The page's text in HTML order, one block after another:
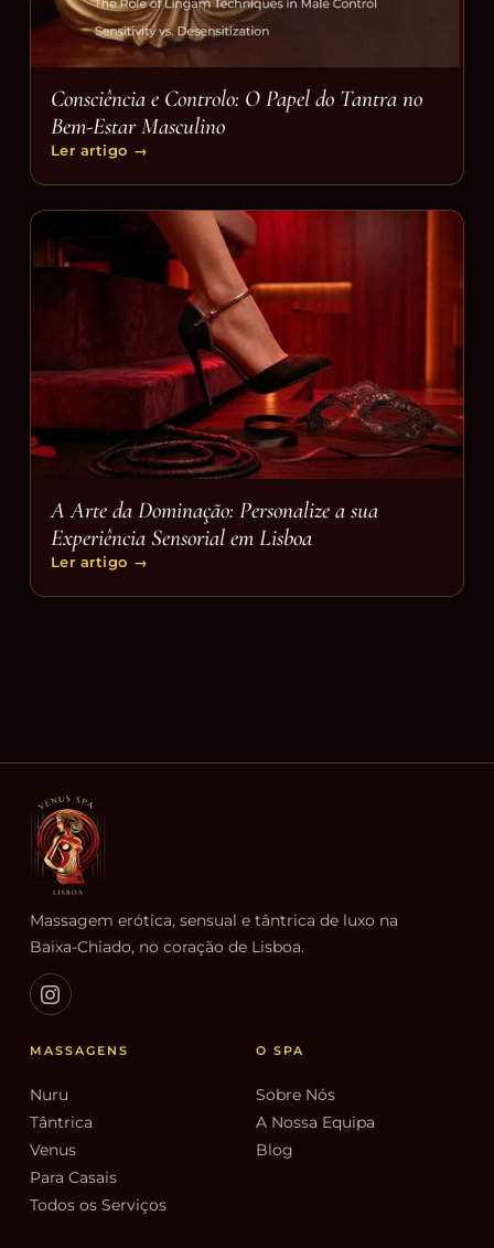
Consciência e Controlo: O Papel do Tantra no
Bem-Estar Masculino
Ler artigo →
A Arte da Dominação: Personalize a sua
Experiência Sensorial em Lisboa
Ler artigo →
Massagem erótica, sensual e tântrica de luxo na
Baixa-Chiado, no coração de Lisboa.
MASSAGENS
Nuru
Tântrica
Venus
Para Casais
Todos os Serviços
O SPA
Sobre Nós
A Nossa Equipa
Blog